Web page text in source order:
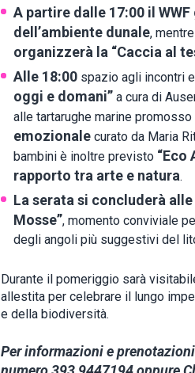
A partire dalle 17:00 il
dell’ambiente dunale,
organizzerà la “Caccia al
Alle 18:00 spazio agli incontri
oggi e domani” a cura di
alle tartarughe marine promosso
emozionalecurato da Maria
bambini è inoltre previsto “Eco
rapporto tra arte e natura.
La serata si concluderà
Mosse”, momento conviviale
degli angoli più suggestivi del
Durante il pomeriggio sarà
allestita per celebrare il lungo
e della biodiversità.
Per informazioni e